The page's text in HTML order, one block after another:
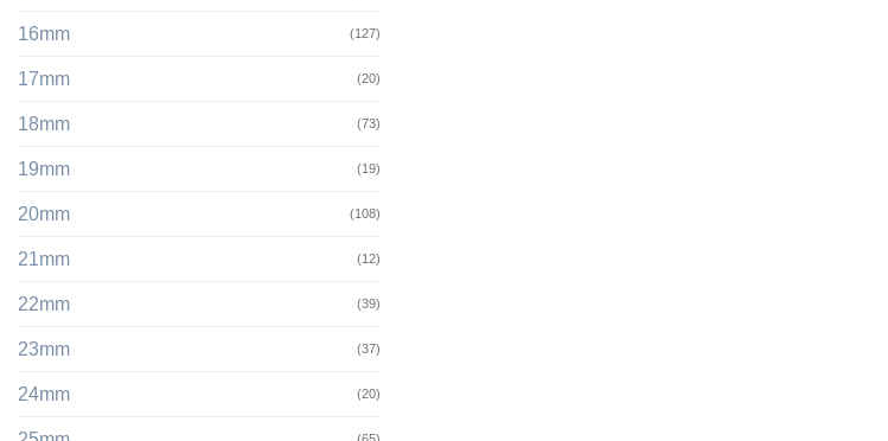
16mm (127)
17mm (20)
18mm (73)
19mm (19)
20mm (108)
21mm (12)
22mm (39)
23mm (37)
24mm (20)
(65)